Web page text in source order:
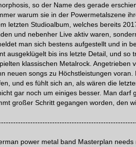
so der Name des gerade
warum sie in der Powermetalszene
letzten Studioalbum, welches bereits
und nebenher Live aktiv waren,
man sich bestens aufgestellt und in
ausgeklügelt bis ins letzte Detail, und
klassischen Metalrock. Angetrieben
neuen songs zu Höchstleistungen
und es fühlt sich an, als wären die
gar noch um einiges besser. Man darf
großer Schritt gegangen worden, den
power metal band Masterplan